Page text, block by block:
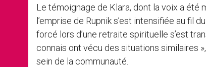
Le témoignage de Klara, dont la voix a été
l’emprise de Rupnik s’est intensifiée au fil
forcé lors d’une retraite spirituelle s’est
connais ont vécu des situations similaires
sein de la communauté.